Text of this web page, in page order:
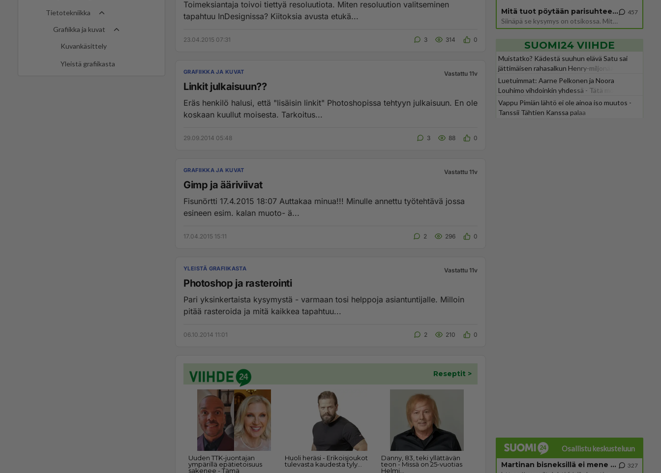
Tietotekniikka
Grafiikka ja kuvat
Kuvankäsittely
Yleistä grafiikasta
Toimeksiantaja toivoi tiettyä resoluutiota. Miten resoluution valitseminen
tapahtuu InDesignissa? Kiitoksia avusta etukä...
23.04.2015 07:31 3 314 0
GRAFIIKKA JA KUVAT Vastattu 11v
Linkit julkaisuun??
Eräs henkilö halusi, että "lisäisin linkit" Photoshopissa tehtyyn julkaisuun. En ole
koskaan kuullut moisesta. Tarkoitus...
29.09.2014 05:48 3 88 0
GRAFIIKKA JA KUVAT Vastattu 11v
Gimp ja ääriviivat
Fisunörtti 17.4.2015 18:07 Auttakaa minua!!! Minulle annettu työtehtävä jossa
esineen esim. kalan muoto- ä...
17.04.2015 15:11 2 296 0
YLEISTÄ GRAFIIKASTA Vastattu 11v
Photoshop ja rasterointi
Pari yksinkertaista kysymystä - varmaan tosi helppoja asiantuntijalle. Milloin
pitää rasteroida ja mitä kaikkea tapahtuu...
06.10.2014 11:01 2 210 0
Mitä tuot pöytään parisuhteessa?
Siinäpä se kysymys on otsikossa. Mitäpä siis tuot/toisit pöytään parisuhteessa? Oletko mies vai nainen? Koetko sen mitä
457
SUOMI24 VIIHDE
Muistatko? Kädestä suuhun elävä Satu sai
jättimäisen rahasalkun Henry-miljonääriltä
Luetuimmat: Aarne Pelkonen ja Noora
Louhimo vihdoinkin yhdessä - Tätä moni jo
odotti
Vappu Pimiän lähtö ei ole ainoa iso muutos -
Tanssii Tähtien Kanssa palaa
Osallistu keskusteluun
Martinan bisneksillä ei mene hyvin
327